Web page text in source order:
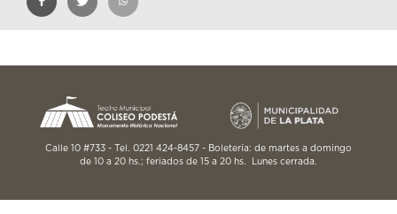
Calle 10 #733 - Tel. 0221 424-8457 - Boletería: de martes a domingo
de 10 a 20 hs.; feriados de 15 a 20 hs. Lunes cerrada.